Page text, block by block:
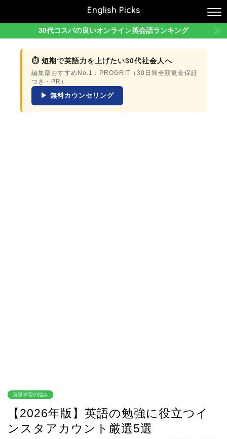
English Picks
30代コスパの良いオンライン英会話ランキング
⏱ 短期で英語力を上げたい30代社会人へ
編集部おすすめNo.1：PROGRIT（30日間全額返金保証
つき・PR）
▶ 無料カウンセリング
英語学習の悩み
【2026年版】英語の勉強に役立つイ
ンスタアカウント厳選5選